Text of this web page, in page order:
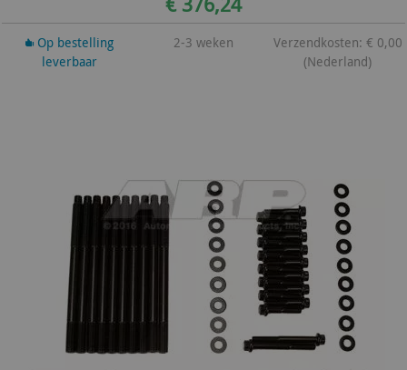
Op bestelling
leverbaar
2-3 weken
Verzendkosten: € 0,00
(Nederland)